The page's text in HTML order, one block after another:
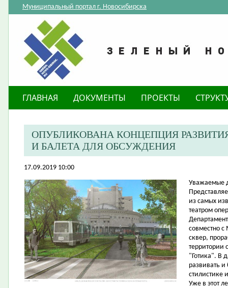
Муниципальный портал г. Новосибирска
ГЛАВНАЯ ДОКУМЕНТЫ ПРОЕКТЫ
ОПУБЛИКОВАНА КОНЦЕПЦИЯ
И БАЛЕТА ДЛЯ ОБСУЖДЕНИЯ
17.09.2019 10:00
​Уважаемые
из самых
театром
совместно
сквер,
территории
"Готика". В
развивать и
стилистике
Уже в этот